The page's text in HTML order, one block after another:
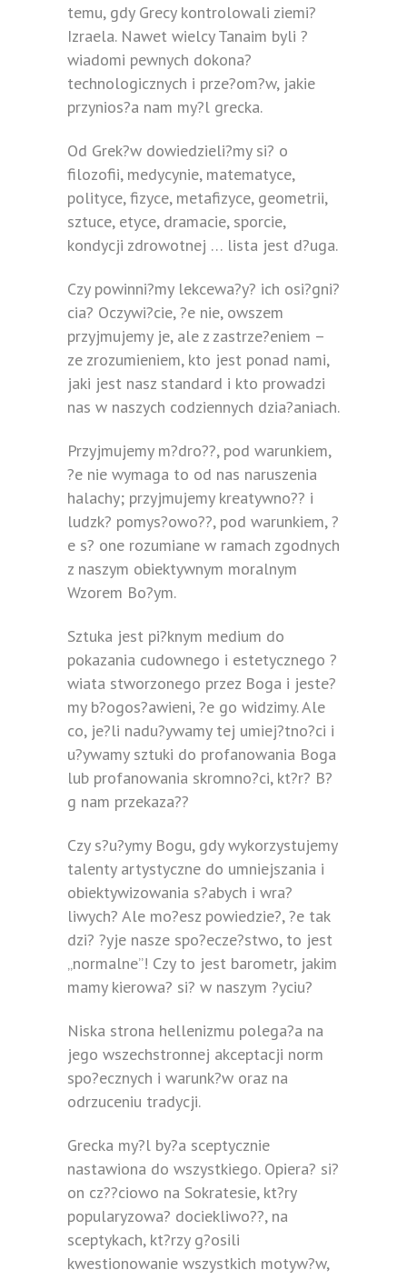
temu, gdy Grecy kontrolowali ziemi?
Izraela. Nawet wielcy Tanaim byli ?
wiadomi pewnych dokona?
technologicznych i prze?om?w, jakie
przynios?a nam my?l grecka.
Od Grek?w dowiedzieli?my si? o
filozofii, medycynie, matematyce,
polityce, fizyce, metafizyce, geometrii,
sztuce, etyce, dramacie, sporcie,
kondycji zdrowotnej … lista jest d?uga.
Czy powinni?my lekcewa?y? ich osi?gni?
cia? Oczywi?cie, ?e nie, owszem
przyjmujemy je, ale z zastrze?eniem –
ze zrozumieniem, kto jest ponad nami,
jaki jest nasz standard i kto prowadzi
nas w naszych codziennych dzia?aniach.
Przyjmujemy m?dro??, pod warunkiem,
?e nie wymaga to od nas naruszenia
halachy; przyjmujemy kreatywno?? i
ludzk? pomys?owo??, pod warunkiem, ?
e s? one rozumiane w ramach zgodnych
z naszym obiektywnym moralnym
Wzorem Bo?ym.
Sztuka jest pi?knym medium do
pokazania cudownego i estetycznego ?
wiata stworzonego przez Boga i jeste?
my b?ogos?awieni, ?e go widzimy. Ale
co, je?li nadu?ywamy tej umiej?tno?ci i
u?ywamy sztuki do profanowania Boga
lub profanowania skromno?ci, kt?r? B?
g nam przekaza??
Czy s?u?ymy Bogu, gdy wykorzystujemy
talenty artystyczne do umniejszania i
obiektywizowania s?abych i wra?
liwych? Ale mo?esz powiedzie?, ?e tak
dzi? ?yje nasze spo?ecze?stwo, to jest
„normalne”! Czy to jest barometr, jakim
mamy kierowa? si? w naszym ?yciu?
Niska strona hellenizmu polega?a na
jego wszechstronnej akceptacji norm
spo?ecznych i warunk?w oraz na
odrzuceniu tradycji.
Grecka my?l by?a sceptycznie
nastawiona do wszystkiego. Opiera? si?
on cz??ciowo na Sokratesie, kt?ry
popularyzowa? dociekliwo??, na
sceptykach, kt?rzy g?osili
kwestionowanie wszystkich motyw?w,